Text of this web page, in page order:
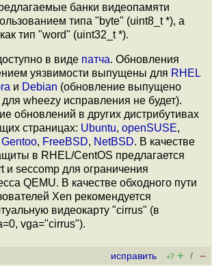
банки видеопамяти
типа "byte" (uint8_t *), а
тип "word" (uint32_t *).
в виде патча. Обновления
уязвимости выпущены для RHEL
и Debian (обновление выпущено
wheezy исправления не будет).
обновлений в других дистрибутивах
страницах: Ubuntu, openSUSE,
Gentoo, FreeBSD, NetBSD. В качестве
в RHEL/CentOS предлагается
и seccomp для ограничения
QEMU. В качестве обходного пути
Xen рекомендуется
видеокарту "cirrus" (в
vga="cirrus").
исправить +7 + / –